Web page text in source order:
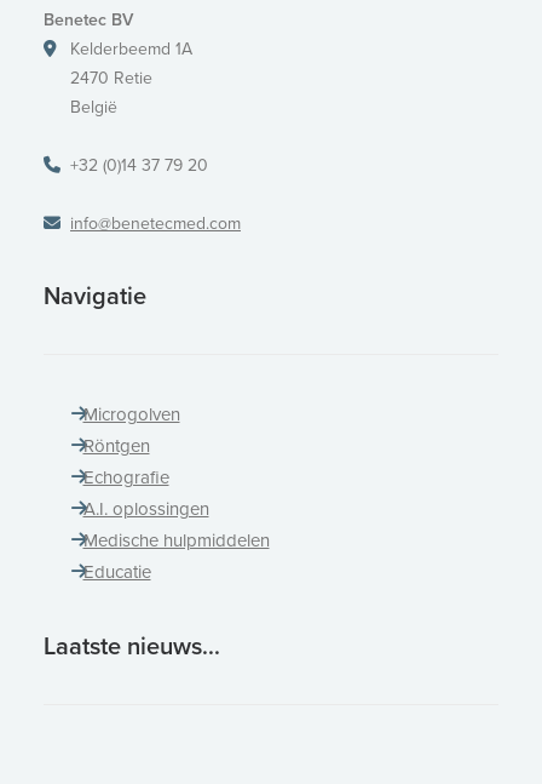
Benetec BV
Kelderbeemd 1A
2470 Retie
België
+32 (0)14 37 79 20
info@benetecmed.com
Navigatie
Microgolven
Röntgen
Echografie
A.I. oplossingen
Medische hulpmiddelen
Educatie
Laatste nieuws...